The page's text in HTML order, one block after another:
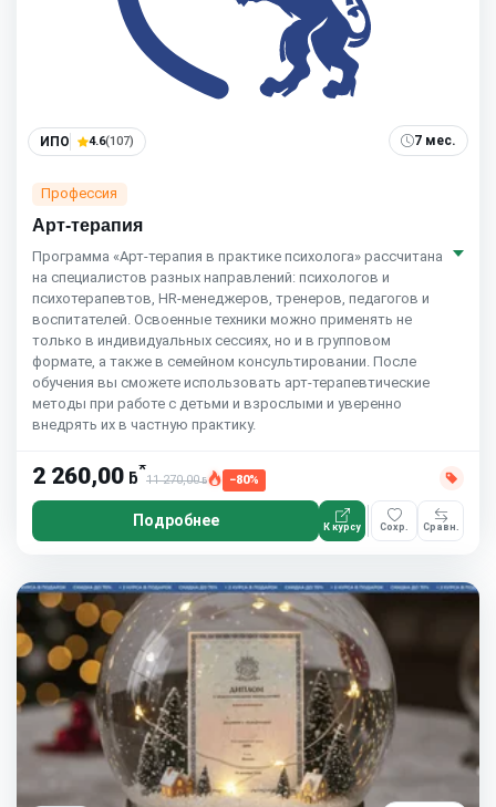
ИПО 4.6(107) 7 мес.
Профессия
Арт-терапия
Программа «Арт-терапия в практике психолога» рассчитана
на специалистов разных направлений: психологов и
психотерапевтов, HR-менеджеров, тренеров, педагогов и
воспитателей. Освоенные техники можно применять не
только в индивидуальных сессиях, но и в групповом
формате, а также в семейном консультировании. После
обучения вы сможете использовать арт-терапевтические
методы при работе с детьми и взрослыми и уверенно
внедрять их в частную практику.
2 260,00 ƃ*
11 270,00ƃ −80%
Подробнее К курсу Сохр. Сравн.